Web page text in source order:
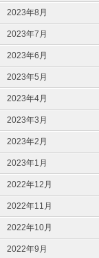
2023年8月
2023年7月
2023年6月
2023年5月
2023年4月
2023年3月
2023年2月
2023年1月
2022年12月
2022年11月
2022年10月
2022年9月